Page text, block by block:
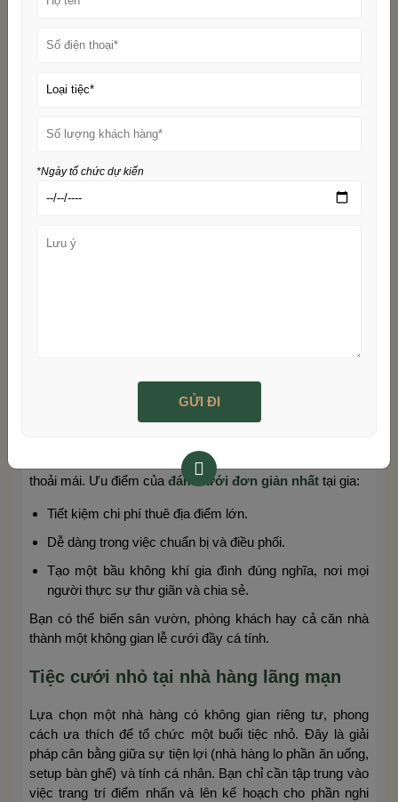
Tổ chức tiệc cưới tại nhà riêng (của bạn, của bố mẹ) là
cách truyền thống và ấm cúng nhất. Không gian thân
thuộc mang lại cảm giác an toàn và gần gũi. Bạn có thể tự
vụ ăn uống hoặc order từ nhà hàng), và thiết kế lịch trình
thoải mái. Ưu điểm của đám cưới đơn giản nhất tại gia:
Tiết kiệm chi phí thuê địa điểm lớn.
Dễ dàng trong việc chuẩn bị và điều phối.
Tạo một bầu không khí gia đình đúng nghĩa, nơi mọi
người thực sự thư giãn và chia sẻ.
Bạn có thể biến sân vườn, phòng khách hay cả căn nhà
thành một không gian lễ cưới đầy cá tính.
Tiệc cưới nhỏ tại nhà hàng lãng mạn
Lựa chọn một nhà hàng có không gian riêng tư, phong
cách ưa thích để tổ chức một buổi tiệc nhỏ. Đây là giải
pháp cân bằng giữa sự tiện lợi (nhà hàng lo phần ăn uống,
setup bàn ghế) và tính cá nhân. Bạn chỉ cần tập trung vào
việc trang trí điểm nhấn và lên kế hoạch cho phần nghi
*Ngày tổ chức dự kiến